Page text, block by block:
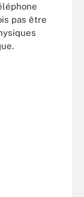
pas être